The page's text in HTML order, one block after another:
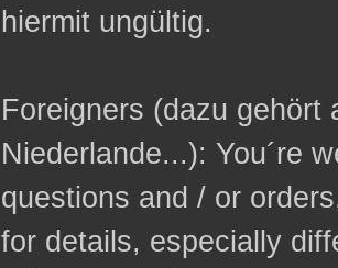
hiermit ungültig.
Foreigners (dazu gehört
Niederlande...): You´re
questions and / or
for details, especially